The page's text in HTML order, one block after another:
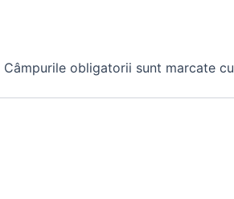
Câmpurile obligatorii sunt marcate cu